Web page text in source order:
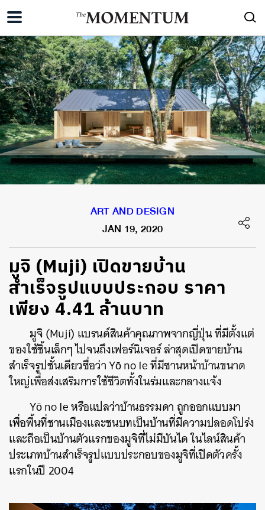
ART AND DESIGN
JAN 19, 2020
มูจิ (Muji) เปิดขายบ้าน
สำเร็จรูปแบบประกอบ ราคา
เพียง 4.41 ล้านบาท
มูจิ(Muji) แบรนด์สินค้าคุณภาพจากญี่ปุ่น ที่มีตั้งแต่
ของใช้ชิ้นเล็กๆ ไปจนถึงเฟอร์นิเจอร์ ล่าสุดเปิดขายบ้าน
สำเร็จรูปชั้นเดียวชื่อว่าYō no Ieที่มีชานหน้าบ้านขนาด
ใหญ่เพื่อส่งเสริมการใช้ชีวิตทั้งในร่มและกลางแจ้ง
Yō no Ieหรือแปลว่าบ้านธรรมดา ถูกออกแบบมา
เพื่อพื้นที่ชานเมืองและชนบทเป็นบ้านที่มีความปลอดโปร่ง
และถือเป็นบ้านตัวแรกของมูจิที่ไม่มีบันได ในไลน์สินค้า
ประเภทบ้านสำเร็จรูปแบบประกอบของมูจิที่เปิดตัวครั้ง
แรกในปี 2004